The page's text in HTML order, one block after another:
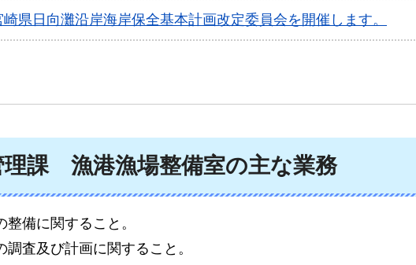
崎県日向灘沿岸海岸保全基本計画改定委員会を開催します。
理課 漁港漁場整備室の主な業務
備に関すること。
査及び計画に関すること。